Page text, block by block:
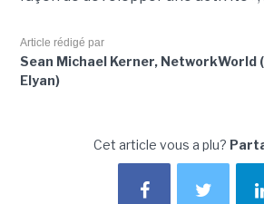
Article rédigé par
Sean Michael Kerner, NetworkWorld
Elyan)
Cet article vous a plu?